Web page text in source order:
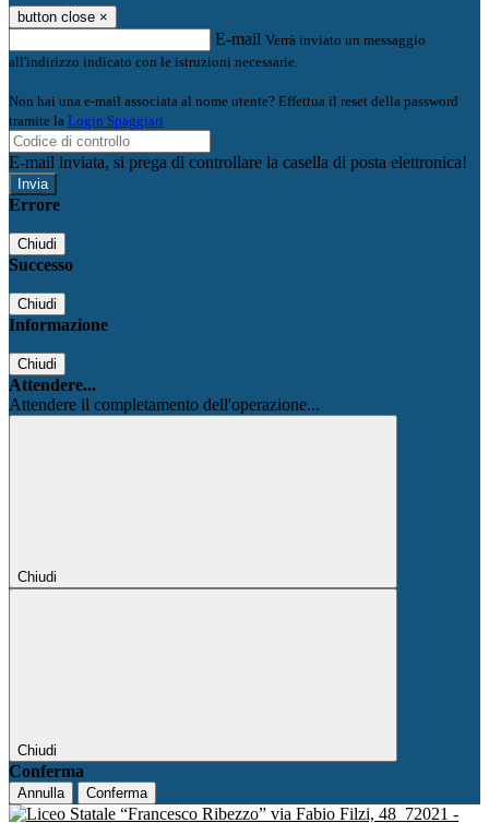
button close ×
E-mail Verrà inviato un messaggio
all'indirizzo indicato con le istruzioni necessarie.
Non hai una e-mail associata al nome utente? Effettua il reset della password
tramite la Login Spaggiari
E-mail inviata, si prega di controllare la casella di posta elettronica!
Errore
Chiudi
Successo
Chiudi
Informazione
Chiudi
Attendere...
Attendere il completamento dell'operazione...
Chiudi
Chiudi
Conferma
Annulla Conferma
via Fabio Filzi, 48 72021 -